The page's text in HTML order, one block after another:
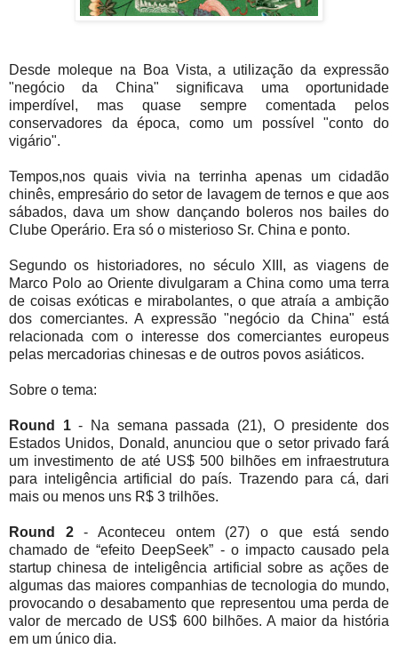
Desde moleque na Boa Vista, a utilização da expressão
"negócio da China" significava uma oportunidade
imperdível, mas quase sempre comentada pelos
conservadores da época, como um possível "conto do
vigário".
Tempos,nos quais vivia na terrinha apenas um cidadão
chinês, empresário do setor de lavagem de ternos e que aos
sábados, dava um show dançando boleros nos bailes do
Clube Operário. Era só o misterioso Sr. China e ponto.
Segundo os historiadores, no século XIII, as viagens de
Marco Polo ao Oriente divulgaram a China como uma terra
de coisas exóticas e mirabolantes, o que atraía a ambição
dos comerciantes. A expressão "negócio da China" está
relacionada com o interesse dos comerciantes europeus
pelas mercadorias chinesas e de outros povos asiáticos.
Sobre o tema:
Round 1- Na semana passada (21), O presidente dos
Estados Unidos, Donald, anunciou que o setor privado fará
um investimento de até US$ 500 bilhões em infraestrutura
para inteligência artificial do país. Trazendo para cá, dari
mais ou menos uns R$ 3 trilhões.
Round 2- Aconteceu ontem (27) o que está sendo
chamado de “efeito DeepSeek” - o impacto causado pela
startup chinesa de inteligência artificial sobre as ações de
algumas das maiores companhias de tecnologia do mundo,
provocando o desabamento que representou uma perda de
valor de mercado de US$ 600 bilhões. A maior da história
em um único dia.